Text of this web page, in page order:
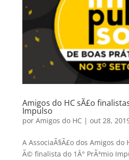
Amigos do HC sÃ£o
Impulso
por Amigos do HC | out 28,
A AssociaÃ§Ã£o dos Amigos do
Ã© finalista do 1Â° PrÃªmio